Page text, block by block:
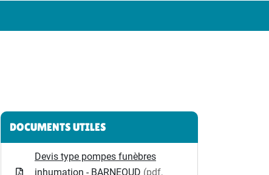
Informations complémentaires
DOCUMENTS UTILES
Devis type pompes funèbres
inhumation - BARNEOUD (pdf,